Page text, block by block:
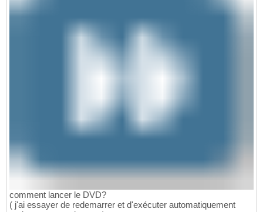
comment lancer le DVD?
( j'ai essayer de redemarrer et d'exécuter automatiquement